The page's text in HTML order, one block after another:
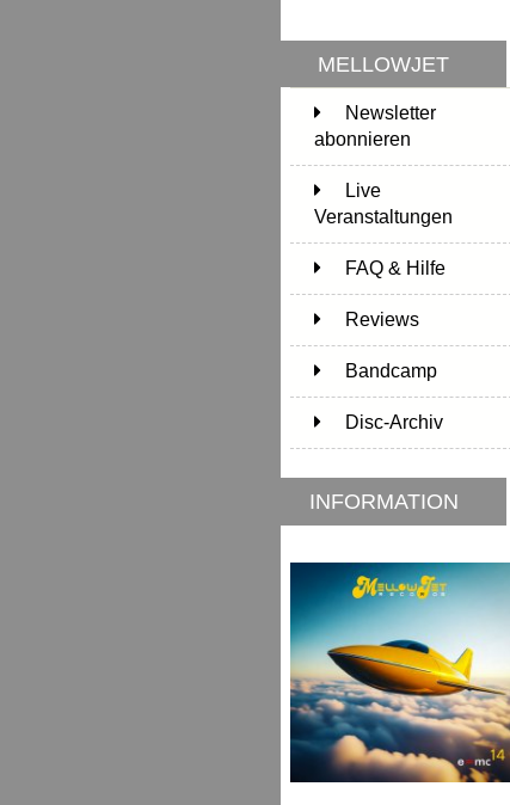
MELLOWJET
Newsletter
abonnieren
Live
Veranstaltungen
FAQ & Hilfe
Reviews
Bandcamp
Disc-Archiv
INFORMATION